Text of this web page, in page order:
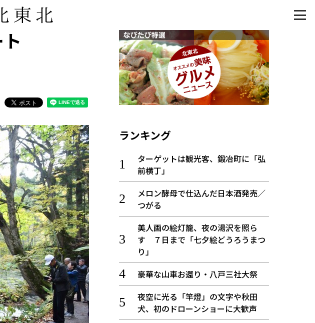
ランキング
ターゲットは観光客、鍛冶町に「弘
前横丁」
メロン酵母で仕込んだ日本酒発売／
つがる
美人画の絵灯籠、夜の湯沢を照ら
す ７日まで「七夕絵どうろうまつ
り」
豪華な山車お還り・八戸三社大祭
夜空に光る「竿燈」の文字や秋田
犬、初のドローンショーに大歓声